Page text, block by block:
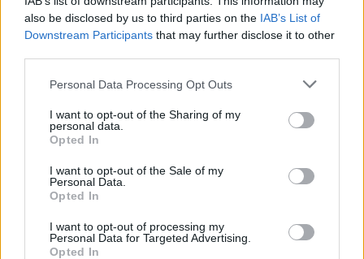
also be disclosed by us to third parties on the IAB’s List of
Downstream Participants that may further disclose it to other
Please note that this website/app uses one or more Google
not limited to your visit or usage behaviour. You may click to
grant or deny consent to Google and its third-party tags to
use your data for below specified purposes in below Google
consent section.
Personal Data Processing Opt Outs
I want to opt-out of the Sharing of my
personal data.
Opted In
I want to opt-out of the Sale of my
Personal Data.
Opted In
I want to opt-out of processing my
Personal Data for Targeted Advertising.
Opted In
Ακρόπολη και κάλεσε τον κόσμο στο ΟΑΚΑ για το
παιχνίδι με τη Σαμσουνσπόρ - Βίντεο
Πέμπτης για το Europa League και κάλεσε τους
φιλάθλους των πρασίνων στο γήπεδο
18.08.2025, 16:45